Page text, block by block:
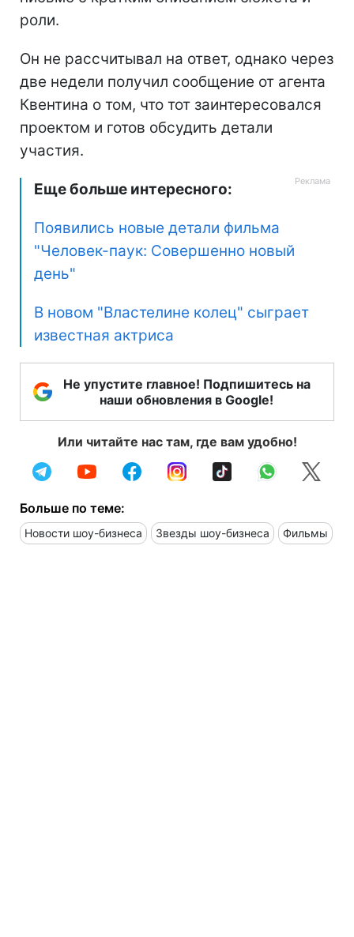
роли.
Он не рассчитывал на ответ, однако через
две недели получил сообщение от агента
Квентина о том, что тот заинтересовался
проектом и готов обсудить детали
участия.
Еще больше интересного:
Появились новые детали фильма
"Человек-паук: Совершенно новый
день"
В новом "Властелине колец" сыграет
известная актриса
Не упустите главное! Подпишитесь на
наши обновления в Google!
Или читайте нас там, где вам удобно!
Больше по теме:
Новости шоу-бизнеса Звезды шоу-бизнеса Фильмы